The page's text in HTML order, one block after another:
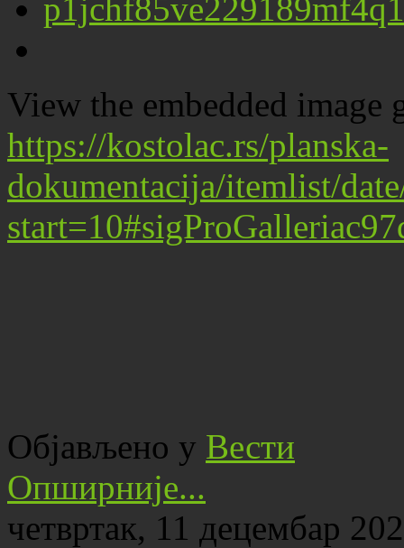
View the embedded image
https://kostolac.rs/planska-
dokumentacija/itemlist/
Објављено у Вести
Опширније...
четвртак, 11 децембар